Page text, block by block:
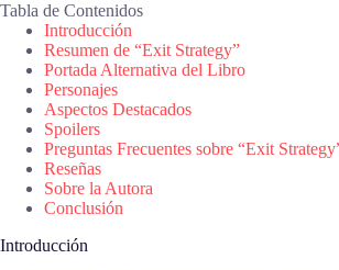
Tabla de Contenidos
Introducción
Resumen de “Exit Strategy”
Portada Alternativa del Libro
Personajes
Aspectos Destacados
Spoilers
Preguntas Frecuentes sobre “Exit
Reseñas
Sobre la Autora
Conclusión
Introducción